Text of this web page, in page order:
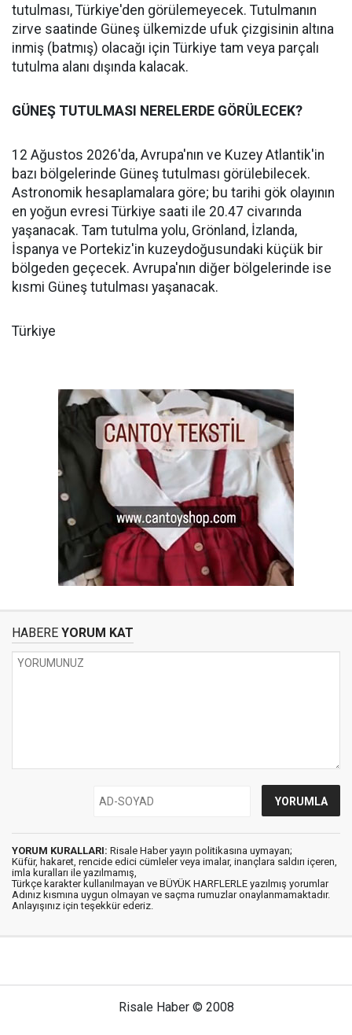
tutulması, Türkiye'den görülemeyecek. Tutulmanın
zirve saatinde Güneş ülkemizde ufuk çizgisinin altına
inmiş (batmış) olacağı için Türkiye tam veya parçalı
tutulma alanı dışında kalacak.
GÜNEŞ TUTULMASI NERELERDE GÖRÜLECEK?
12 Ağustos 2026'da, Avrupa'nın ve Kuzey Atlantik'in
bazı bölgelerinde Güneş tutulması görülebilecek.
Astronomik hesaplamalara göre; bu tarihi gök olayının
en yoğun evresi Türkiye saati ile 20.47 civarında
yaşanacak. Tam tutulma yolu, Grönland, İzlanda,
İspanya ve Portekiz'in kuzeydoğusundaki küçük bir
bölgeden geçecek. Avrupa'nın diğer bölgelerinde ise
kısmi Güneş tutulması yaşanacak.
Türkiye
HABERE YORUM KAT
YORUM KURALLARI: Risale Haber yayın politikasına uymayan;
Küfür, hakaret, rencide edici cümleler veya imalar, inançlara saldırı içeren,
imla kuralları ile yazılmamış,
Türkçe karakter kullanılmayan ve BÜYÜK HARFLERLE yazılmış yorumlar
Adınız kısmına uygun olmayan ve saçma rumuzlar onaylanmamaktadır.
Anlayışınız için teşekkür ederiz.
Risale Haber © 2008